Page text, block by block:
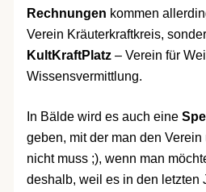
Rechnungen kommen
Verein Kräuterkraftkreis,
KultKraftPlatz– Verein für
Wissensvermittlung.
In Bälde wird es auch eine
geben, mit der man den Verein
nicht muss ;), wenn man
deshalb, weil es in den letzten